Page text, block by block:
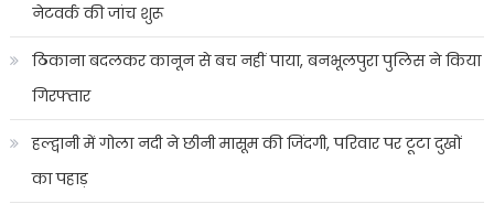
नेटवर्क की जांच शुरू
ठिकाना बदलकर कानून से बच नहीं पाया, बनभूलपुरा पुलिस ने किया
गिरफ्तार
हल्द्वानी में गोला नदी ने छीनी मासूम की जिंदगी, परिवार पर टूटा दुखों
का पहाड़